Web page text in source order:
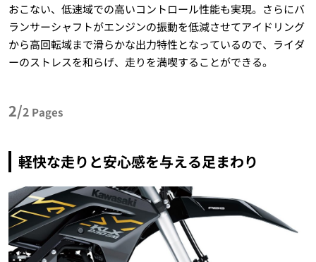
おこない、低速域での高いコントロール性能も実現。さらにバ
ランサーシャフトがエンジンの振動を低減させてアイドリング
から高回転域まで滑らかな出力特性となっているので、ライダ
ーのストレスを和らげ、走りを満喫することができる。
2/2 Pages
軽快な走りと安心感を与える足まわり